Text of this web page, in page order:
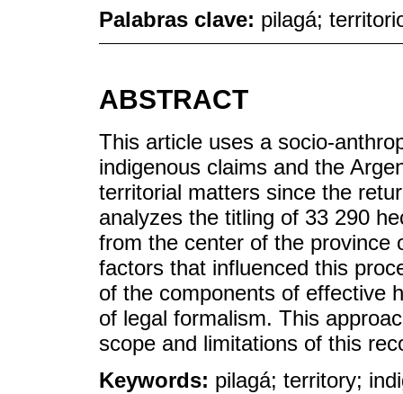
Palabras clave: pilagá;
ABSTRACT
This article uses a socio-
indigenous claims and the
territorial matters since the
analyzes the titling of 33 290
from the center of the province
factors that influenced this
of the components of effective
of legal formalism. This
scope and limitations of this
Keywords: pilagá; territory;